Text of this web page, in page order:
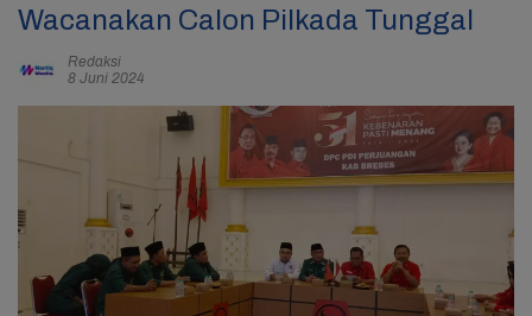
Wacanakan Calon Pilkada Tunggal
Redaksi
8 Juni 2024